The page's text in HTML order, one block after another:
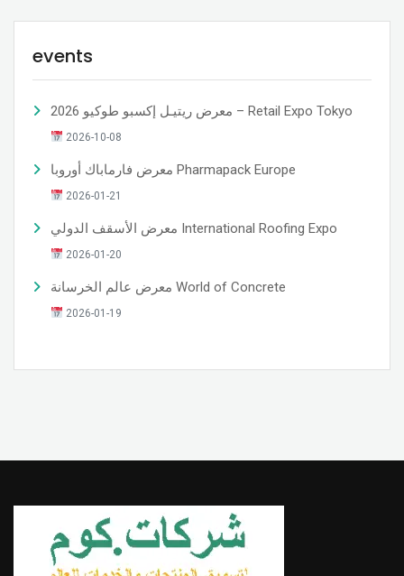
events
معرض ريتيـل إكسبو طوكيو 2026 – Retail Expo Tokyo
2026-10-08
معرض فارماباك أوروبا Pharmapack Europe
2026-01-21
معرض الأسقف الدولي International Roofing Expo
2026-01-20
معرض عالم الخرسانة World of Concrete
2026-01-19